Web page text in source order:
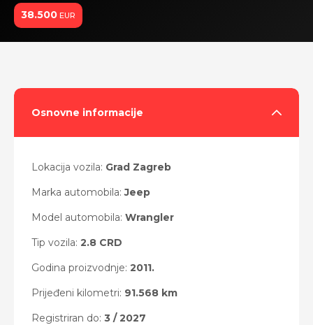
38.500 EUR
Osnovne informacije
Lokacija vozila: Grad Zagreb
Marka automobila:Jeep
Model automobila: Wrangler
Tip vozila: 2.8 CRD
Godina proizvodnje: 2011.
Prijeđeni kilometri: 91.568 km
Registriran do: 3 / 2027